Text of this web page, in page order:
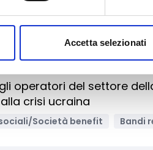
Accetta selezionati
operatori del settore
crisi ucraina
Società benefit Bandi